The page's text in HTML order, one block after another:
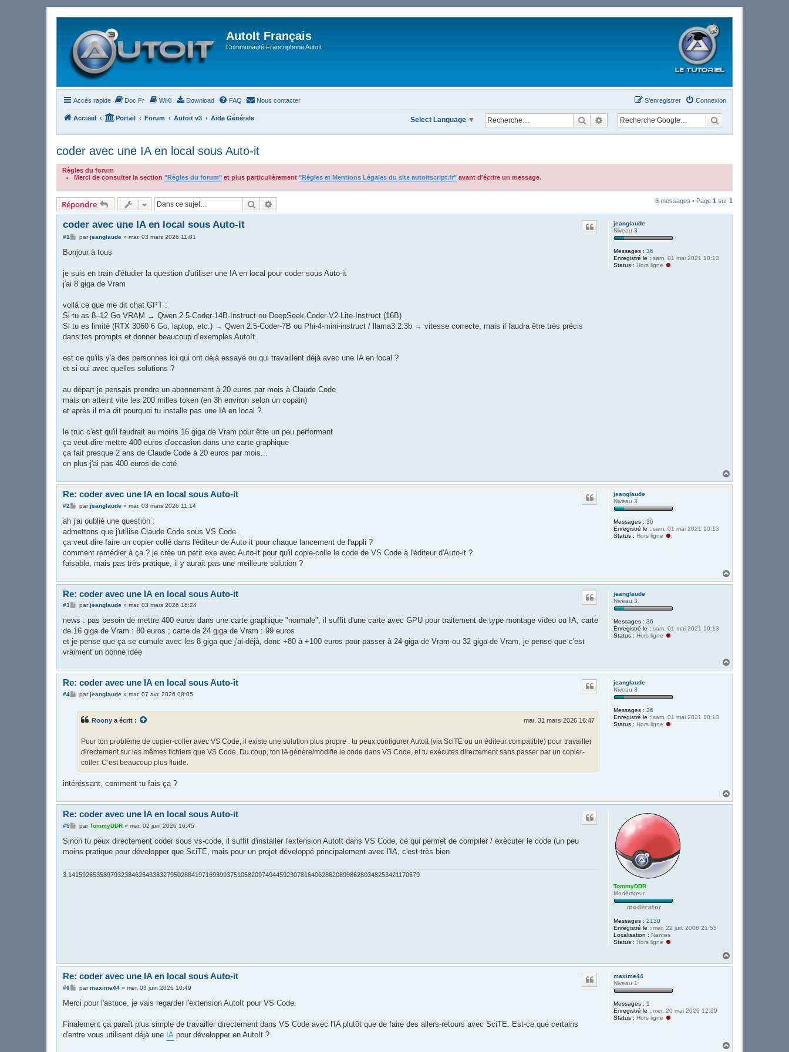
AutoIt Français
Communauté Francophone AutoIt
Accès rapide Doc Fr WiKi Download FAQ Nous contacter Connexion
S’enregistrer
Accueil Portail Forum Autoit v3 Aide Générale RechercherRecherche avancée
Select Language ▼
coder avec une IA en local sous Auto-it
Règles du forum
Merci de consulter la section "Règles du forum" et plus particulièrement "Règles et Mentions Légales du site autoitscript.fr" avant d'écrire un message.
Répondre Rechercher 6 messages • Page 1 sur 1
jeanglaude
Niveau 3
Messages : 36
Enregistré le : sam. 01 mai 2021 10:13
Status : Hors ligne
coder avec une IA en local sous Auto-it
#1
M
s
s
g
parjeanglaude» mar. 03 mars 2026 11:01
Bonjour à tous
je suis en train d'étudier la question d'utiliser une IA en local pour coder sous Auto-it
j'ai 8 giga de Vram
voilà ce que me dit chat GPT :
Si tu as 8–12 Go VRAM → Qwen 2.5-Coder-14B-Instruct ou DeepSeek-Coder-V2-Lite-Instruct (16B)
Si tu es limité (RTX 3060 6 Go, laptop, etc.) → Qwen 2.5-Coder-7B ou Phi-4-mini-instruct / llama3.2:3b → vitesse correcte, mais il faudra être très précis
dans tes prompts et donner beaucoup d’exemples AutoIt.
est ce qu'ils y'a des personnes ici qui ont déjà essayé ou qui travaillent déjà avec une IA en local ?
et si oui avec quelles solutions ?
au départ je pensais prendre un abonnement à 20 euros par mois à Claude Code
mais on atteint vite les 200 milles token (en 3h environ selon un copain)
et après il m'a dit pourquoi tu installe pas une IA en local ?
le truc c'est qu'il faudrait au moins 16 giga de Vram pour être un peu performant
ça veut dire mettre 400 euros d'occasion dans une carte graphique
ça fait presque 2 ans de Claude Code à 20 euros par mois...
en plus j'ai pas 400 euros de coté
a
jeanglaude
Niveau 3
Messages : 36
Enregistré le : sam. 01 mai 2021 10:13
Status : Hors ligne
Re: coder avec une IA en local sous Auto-it
#2
M
s
a
g
parjeanglaude» mar. 03 mars 2026 11:14
ah j'ai oublié une question :
admettons que j'utilise Claude Code sous VS Code
ça veut dire faire un copier collé dans l'éditeur de Auto it pour chaque lancement de l'appli ?
comment remédier à ça ? je crée un petit exe avec Auto-it pour qu'il copie-colle le code de VS Code à l'éditeur d'Auto-it ?
faisable, mais pas très pratique, il y aurait pas une meilleure solution ?
a
jeanglaude
Niveau 3
Messages : 36
Enregistré le : sam. 01 mai 2021 10:13
Status : Hors ligne
Re: coder avec une IA en local sous Auto-it
#3
M
s
a
g
e
parjeanglaude» mar. 03 mars 2026 16:24
news : pas besoin de mettre 400 euros dans une carte graphique "normale", il suffit d'une carte avec GPU pour traitement de type montage video ou IA, carte
de 16 giga de Vram : 80 euros ; carte de 24 giga de Vram : 99 euros
et je pense que ça se cumule avec les 8 giga que j'ai déjà, donc +80 à +100 euros pour passer à 24 giga de Vram ou 32 giga de Vram, je pense que c'est
vraiment un bonne idée
a
jeanglaude
Niveau 3
Messages : 36
Enregistré le : sam. 01 mai 2021 10:13
Status : Hors ligne
Re: coder avec une IA en local sous Auto-it
#4
Mparjeanglaude» mar. 07 avr. 2026 08:05
Roony a écrit : mar. 31 mars 2026 16:47
Pour ton problème de copier-coller avec VS Code, il existe une solution plus propre : tu peux configurer AutoIt (via SciTE ou un éditeur compatible) pour travailler
directement sur les mêmes fichiers que VS Code. Du coup, ton IA génère/modifie le code dans VS Code, et tu exécutes directement sans passer par un copier-
coller. C’est beaucoup plus fluide.
intéréssant, comment tu fais ça ?
a
TommyDDR
Modérateur
Messages : 2130
Enregistré le : mar. 22 juil. 2008 21:55
Localisation : Nantes
Status : Hors ligne
Re: coder avec une IA en local sous Auto-it
#5
M
s
a
parTommyDDR» mar. 02 juin 2026 16:45
Sinon tu peux directement coder sous vs-code, il suffit d'installer l'extension AutoIt dans VS Code, ce qui permet de compiler / exécuter le code (un peu
moins pratique pour développer que SciTE, mais pour un projet développé principalement avec l'IA, c'est très bien
3.1415926535897932384626433832795028841971693993751058209749445923078164062862089986280348253421170679
a
maxime44
Niveau 1
Messages : 1
Enregistré le : mer. 20 mai 2026 12:39
Status : Hors ligne
Re: coder avec une IA en local sous Auto-it
#6
M
s
g
parmaxime44» mer. 03 juin 2026 10:49
Merci pour l'astuce, je vais regarder l'extension AutoIt pour VS Code.
Finalement ça paraît plus simple de travailler directement dans VS Code avec l'IA plutôt que de faire des allers-retours avec SciTE. Est-ce que certains
d'entre vous utilisent déjà une IA pour développer en AutoIt ?